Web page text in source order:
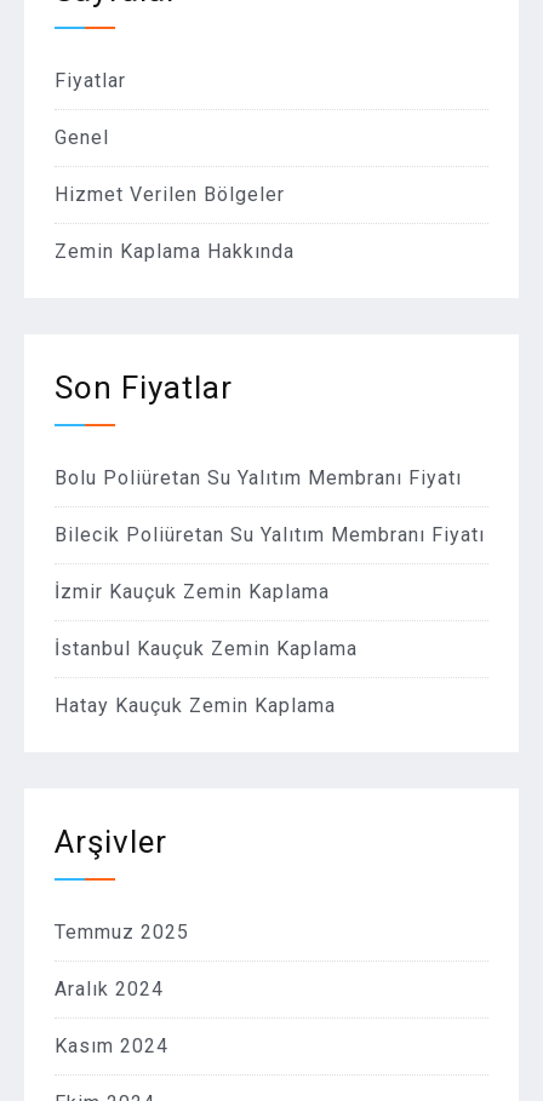
Fiyatlar
Genel
Hizmet Verilen Bölgeler
Zemin Kaplama Hakkında
Son Fiyatlar
Bolu Poliüretan Su Yalıtım Membranı Fiyatı
Bilecik Poliüretan Su Yalıtım Membranı Fiyatı
İzmir Kauçuk Zemin Kaplama
İstanbul Kauçuk Zemin Kaplama
Hatay Kauçuk Zemin Kaplama
Arşivler
Temmuz 2025
Aralık 2024
Kasım 2024